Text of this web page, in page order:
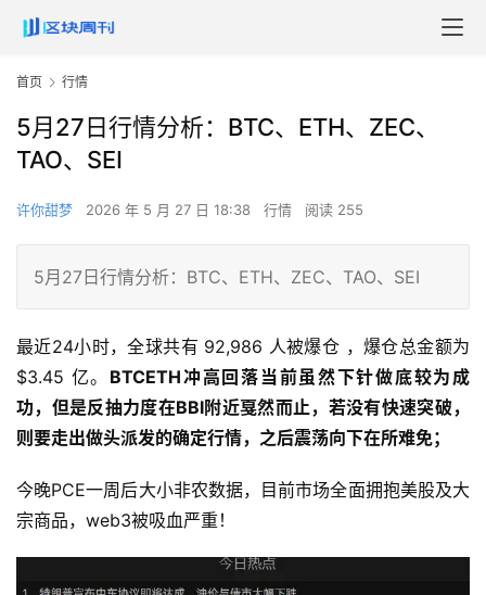
首页 行情
5月27日行情分析：BTC、ETH、ZEC、
TAO、SEI
许你甜梦 2026 年 5 月 27 日 18:38 行情 阅读 255
5月27日行情分析：BTC、ETH、ZEC、TAO、SEI
最近24小时，全球共有 92,986 人被爆仓 ，爆仓总金额为
$3.45 亿。 BTCETH冲高回落当前虽然下针做底较为成
功，但是反抽力度在BBI附近戛然而止，若没有快速突破，
则要走出做头派发的确定行情，之后震荡向下在所难免；
今晚PCE一周后大小非农数据，目前市场全面拥抱美股及大
宗商品，web3被吸血严重！